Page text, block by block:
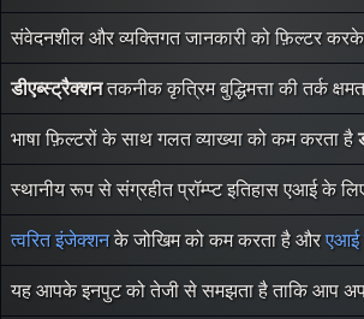
संवेदनशील और व्यक्तिगत जानकारी को फ़िल्टर
डीएब्स्ट्रैक्शनतकनीक कृत्रिम बुद्धिमत्ता की तर्क
भाषा फ़िल्टरों के साथ गलत व्याख्या को कम करता है
स्थानीय रूप से संग्रहीत प्रॉम्प्ट इतिहास एआई के
त्वरित इंजेक्शनके जोखिम को कम करता है औरएआई
यह आपके इनपुट को तेजी से समझता है ताकि आप